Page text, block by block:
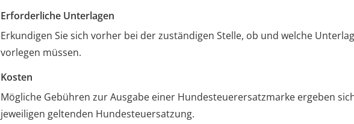
Erforderliche Unterlagen
Erkundigen Sie sich vorher bei der zuständigen Stelle, ob und welche
vorlegen müssen.
Kosten
Mögliche Gebühren zur Ausgabe einer Hundesteuerersatzmarke ergeben
jeweiligen geltenden Hundesteuersatzung.